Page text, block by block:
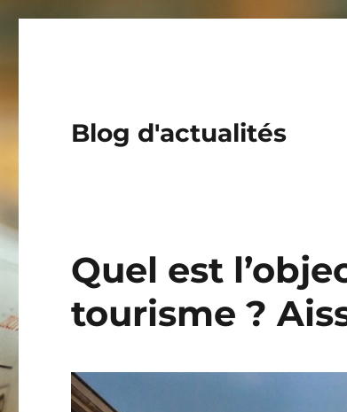
Blog d'actualités
Quel est
tourisme ?